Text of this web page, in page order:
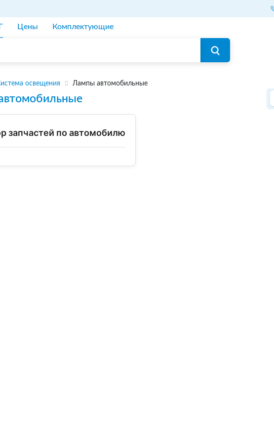
Цены Комплектующие
освещения Лампы автомобильные
запчастей по автомобилю